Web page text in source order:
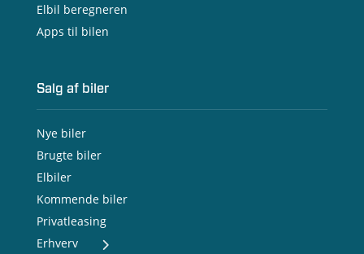
Elbil beregneren
Apps til bilen
Salg af biler
Nye biler
Brugte biler
Elbiler
Kommende biler
Privatleasing
Erhverv